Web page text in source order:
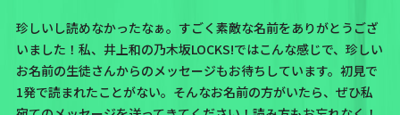
珍しいし読めなかったなぁ。すごく素敵な名前をありがとうござ
いました！私、井上和の乃木坂LOCKS!ではこんな感じで、 珍しい
お名前の生徒さんからのメッセージもお待ちしています。初見で
1発で読まれたことがない。そんなお名前の方がいたら、ぜひ私